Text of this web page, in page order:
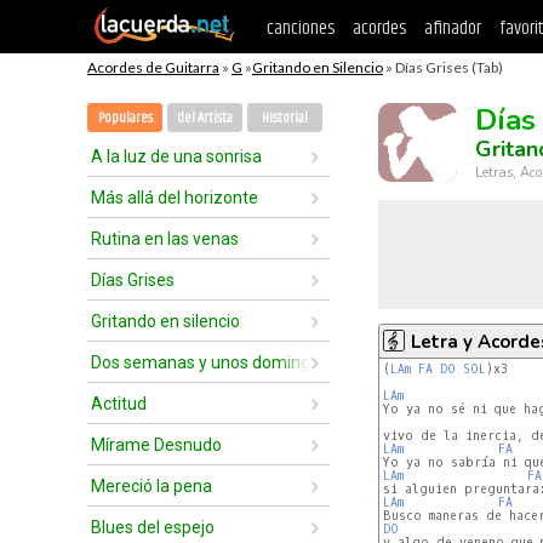
canciones acordes afinador
Acordes de Guitarra » G »Gritando en Silencio » Días Grises (Tab)
Populares del Artista Historial
A la luz de una sonrisa
Más allá del horizonte
Rutina en las venas
Días Grises
Gritando en silencio
Dos semanas y unos domingos
Actitud
Mírame Desnudo
Mereció la pena
Blues del espejo
Letras,
Letra y
( LAm FA DO SOL )x3
LAm
LAm
FA
LAm
FA
LAm
FA
DO